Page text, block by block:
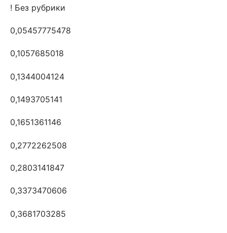
! Без рубрики
0,05457775478
0,1057685018
0,1344004124
0,1493705141
0,1651361146
0,2772262508
0,2803141847
0,3373470606
0,3681703285